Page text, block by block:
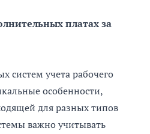
платах за
систем учета рабочего
особенности,
для разных типов
важно учитывать